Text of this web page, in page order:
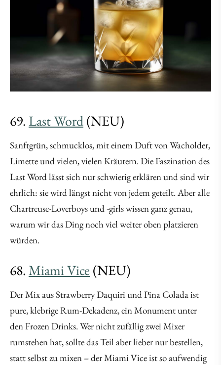
69. Last Word(NEU)
Sanftgrün, schmucklos, mit einem Duft von Wacholder,
Limette und vielen, vielen Kräutern. Die Faszination des
Last Word lässt sich nur schwierig erklären und sind wir
ehrlich: sie wird längst nicht von jedem geteilt. Aber alle
Chartreuse-Loverboys und -girls wissen ganz genau,
warum wir das Ding noch viel weiter oben platzieren
würden.
68.Miami Vice(NEU)
Der Mix aus Strawberry Daquiri und Pina Colada ist
pure, klebrige Rum-Dekadenz, ein Monument unter
den Frozen Drinks. Wer nicht zufällig zwei Mixer
rumstehen hat, sollte das Teil aber lieber nur bestellen,
statt selbst zu mixen – der Miami Vice ist so aufwendig